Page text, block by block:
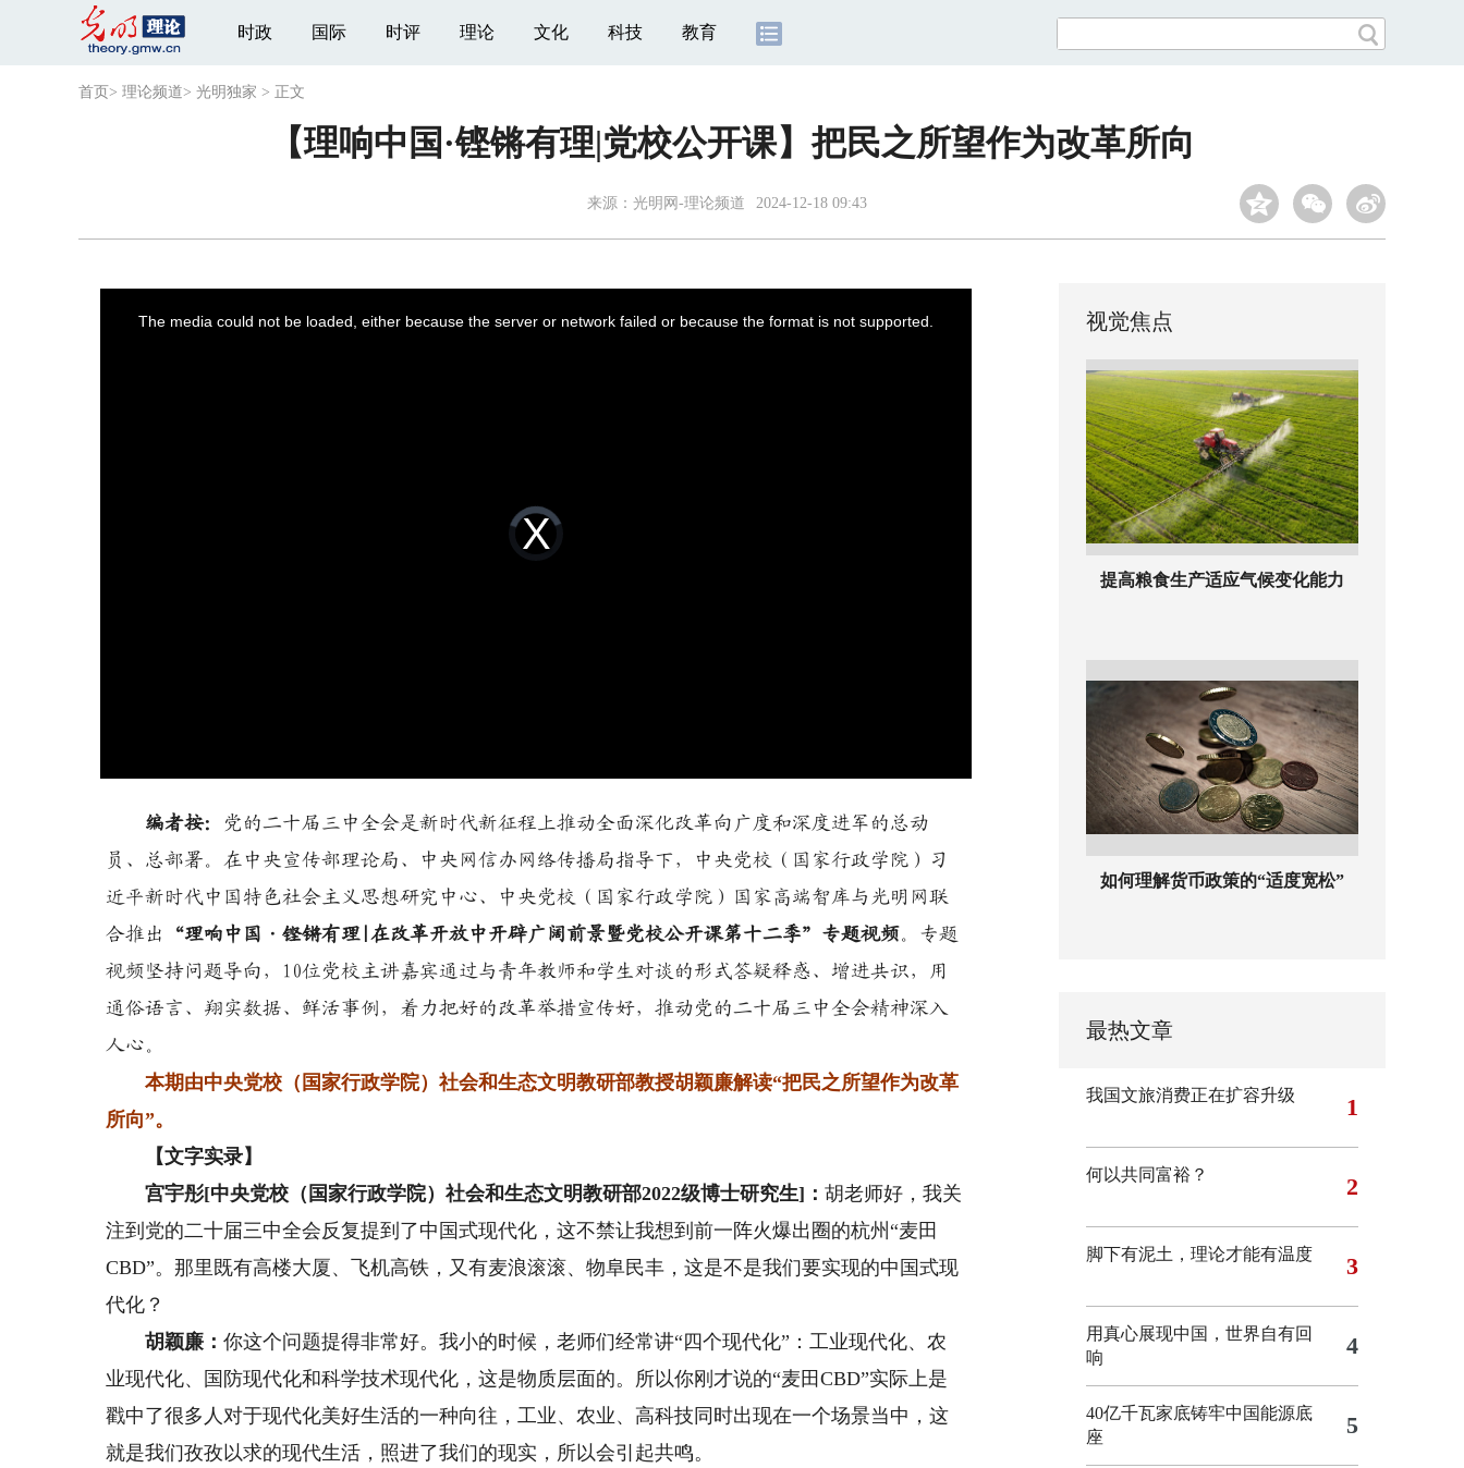
时政 国际 时评 理论 文化 科技 教育
首页 > 理论频道> 光明独家 > 正文
【理响中国·铿锵有理|党校公开课】把民之所望作为改革所向
来源： 光明网-理论频道 2024-12-18 09:43
Video
Player
loading.
The media could not be loaded, either because the server or network failed or because the format is not supported.
编者按：
党的二十届三中全会是新时代新征程上推动全面深化改革向广度和深度进军的总动
员、总部署。在中央宣传部理论局、中央网信办网络传播局指导下，中央党校（国家行政学院）习
近平新时代中国特色社会主义思想研究中心、中央党校（国家行政学院）国家高端智库与光明网联
合推出
“理响中国·铿锵有理|在改革开放中开辟广阔前景暨党校公开课第十二季”专题视频。专题
视频坚持问题导向，10位党校主讲嘉宾通过与青年教师和学生对谈的形式答疑释惑、增进共识，用
通俗语言、翔实数据、鲜活事例，着力把好的改革举措宣传好，推动党的二十届三中全会精神深入
人心。
本期由中央党校（国家行政学院）社会和生态文明教研部教授胡颖廉解读“把民之所望作为改革
所向”。
【文字实录】
宫宇彤[中央党校（国家行政学院）社会和生态文明教研部2022级博士研究生]：胡老师好，我关
注到党的二十届三中全会反复提到了中国式现代化，这不禁让我想到前一阵火爆出圈的杭州“麦田
CBD”。那里既有高楼大厦、飞机高铁，又有麦浪滚滚、物阜民丰，这是不是我们要实现的中国式现
代化？
胡颖廉：你这个问题提得非常好。我小的时候，老师们经常讲“四个现代化”：工业现代化、农
业现代化、国防现代化和科学技术现代化，这是物质层面的。所以你刚才说的“麦田CBD”实际上是
戳中了很多人对于现代化美好生活的一种向往，工业、农业、高科技同时出现在一个场景当中，这
就是我们孜孜以求的现代生活，照进了我们的现实，所以会引起共鸣。
视觉焦点
提高粮食生产适应气候变化能力
如何理解货币政策的“适度宽松”
最热文章
我国文旅消费正在扩容升级 1
何以共同富裕？ 2
脚下有泥土，理论才能有温度 3
用真心展现中国，世界自有回
响
4
40亿千瓦家底铸牢中国能源底
座
5